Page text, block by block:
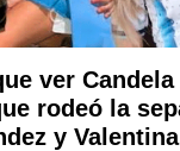
ver Candela
rodeó la
y